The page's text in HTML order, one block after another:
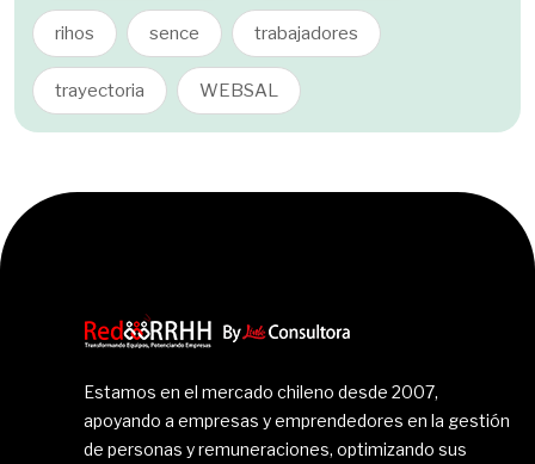
rihos sence trabajadores
trayectoria WEBSAL
Estamos en el mercado chileno desde 2007,
apoyando a empresas y emprendedores en la gestión
de personas y remuneraciones, optimizando sus